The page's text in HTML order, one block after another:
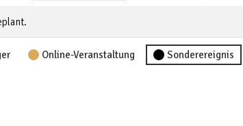
Online-Veranstaltung Sonderereignis